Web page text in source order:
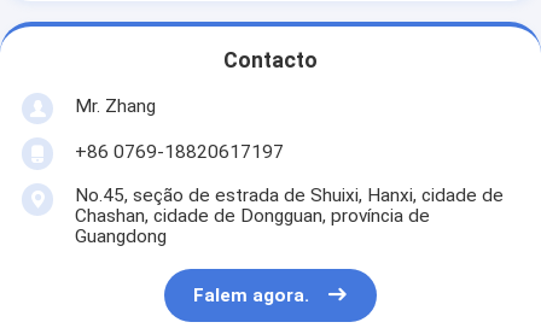
Filtro de ar que faz a máquina
Máquina da fabricação do filtro de ar
Máquina de rebitação automática
Contacto
Mr. Zhang
+86 0769-18820617197
No.45, seção de estrada de Shuixi, Hanxi, cidade de
Chashan, cidade de Dongguan, província de
Guangdong
Falem agora.